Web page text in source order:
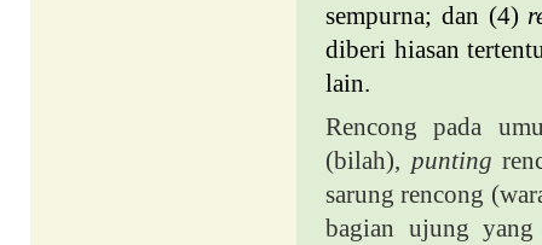
sempurna; dan (4)
diberi hiasan
lain.
Rencong pada
(bilah), punting
sarung rencong
bagian ujung